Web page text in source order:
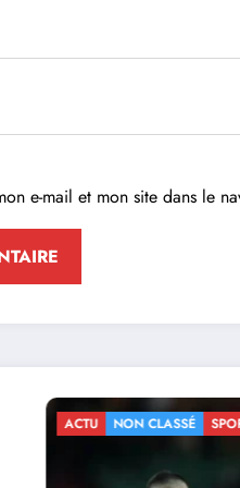
e-mail et mon site dans le
ACTU